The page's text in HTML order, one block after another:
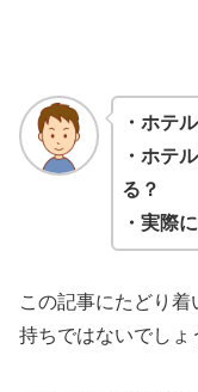
・ホテ
・ホテ
る？
・実際
この記事にたどり
持ちではないでしょ